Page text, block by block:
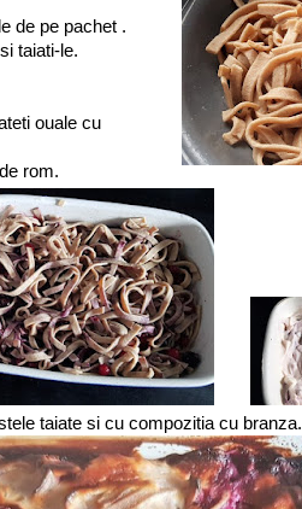
de pe pachet .
taiati-le.
ouale cu
rom.
taiate si cu compozitia cu branza.